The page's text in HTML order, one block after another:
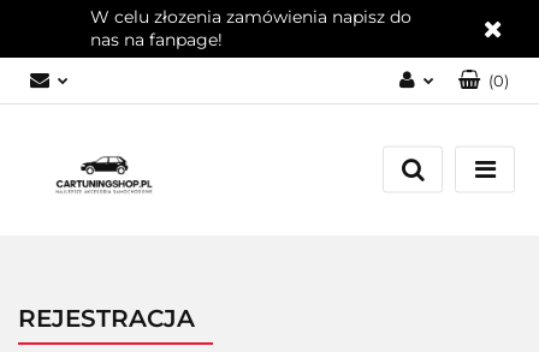
W celu złozenia zamówienia napisz do
nas na fanpage!
Zarejestruj się
(0)
REJESTRACJA